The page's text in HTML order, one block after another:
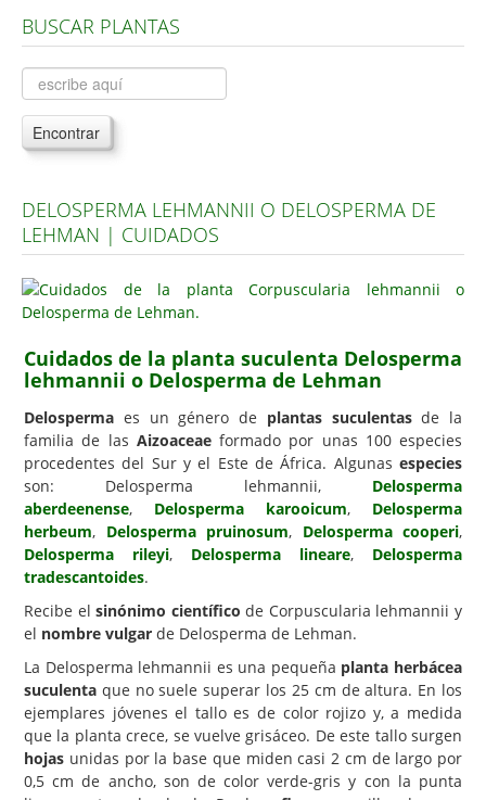
Árboles, Cicas y Palmeras de la G a la Z
Plantas Anuales y Perennes
Plantas Bulbosas y Acuáticas
Plantas de Interior
Plantas Aromáticas y de Huerto
Plantas Carnívoras y Orquídeas
Consejos
Hemisferio Sur
Enfermedades
Animales
Hongos
Carencias
Fotos
Árboles y Palmeras
Arbustos y Trepadoras
Cactus y Suculentas
BUSCAR PLANTAS
Encontrar
DELOSPERMA LEHMANNII O DELOSPERMA DE
LEHMAN | CUIDADOS
Cuidados de la planta suculenta Delosperma
lehmannii o Delosperma de Lehman
Delosperma es un género de plantas suculentasde la
familia de las Aizoaceaeformado por unas 100 especies
procedentes del Sur y el Este de África. Algunas especies
son: Delosperma lehmannii, Delosperma
aberdeenense, Delosperma karooicum, Delosperma
herbeum, Delosperma pruinosum, Delosperma cooperi,
Delosperma rileyi, Delosperma lineare, Delosperma
tradescantoides.
Recibe elsinónimo científico de Corpuscularia lehmannii y
el nombre vulgar de Delosperma de Lehman.
La Delosperma lehmannii es una pequeña planta herbácea
suculenta que no suele superar los 25 cm de altura. En los
ejemplares jóvenes el tallo es de color rojizo y, a medida
que la planta crece, se vuelve grisáceo. De este tallo surgen
hojas unidas por la base que miden casi 2 cm de largo por
0,5 cm de ancho, son de color verde-gris y con la punta